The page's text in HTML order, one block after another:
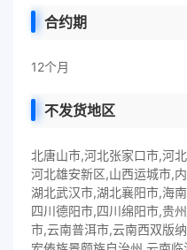
合约期
12个月
不发货地区
北唐山市,河北张家口市,河
河北雄安新区,山西运城市,
湖北武汉市,湖北襄阳市,海
四川德阳市,四川绵阳市,贵
市,云南普洱市,云南西双版